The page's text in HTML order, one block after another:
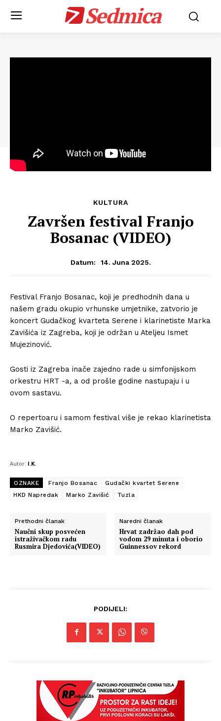
Sedmica
KULTURA
Završen festival Franjo
Bosanac (VIDEO)
Datum: 14. Juna 2025.
Festival Franjo Bosanac, koji je predhodnih dana u
našem gradu okupio vrhunske umjetnike, zatvorio je
koncert Gudačkog kvarteta Serene i klarinetiste Marka
Zavišića iz Zagreba, koji je održan u Ateljeu Ismet
Mujezinović.
Gosti iz Zagreba inače zajedno rade u simfonijskom
orkestru HRT -a, a od prošle godine nastupaju i u
ovom sastavu.
O repertoaru i samom festival više je rekao klarinetista
Marko Zavišić.
Autor: I.K.
OZNAKE Franjo Bosanac
Gudački kvartet Serene
HKD Napredak
Marko Zavišić Tuzla
Prethodni članak
Naučni skup posvećen
istraživačkom radu
Rusmira Djedovića(VIDEO)
Naredni članak
Hrvat zadržao dah pod
vodom 29 minuta i oborio
Guinnessov rekord
PODIJELI: